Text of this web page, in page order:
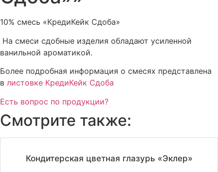
10% смесь «КредиКейк Сдоба»
На смеси сдобные изделия обладают усиленной
ванильной ароматикой.
Более подробная информация о смесях представлена
в листовке КредиКейк Сдоба
Есть вопрос по продукции?
Смотрите также:
Кондитерская цветная глазурь «Эклер»